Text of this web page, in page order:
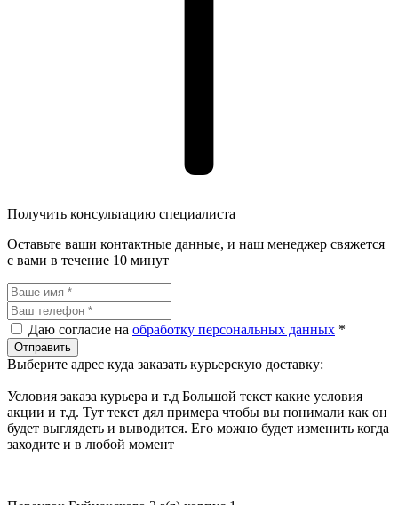
Получить консультацию специалиста
Оставьте ваши контактные данные, и наш менеджер свяжется
с вами в течение 10 минут
Даю согласие на обработку персональных данных *
Выберите адрес куда заказать курьерскую доставку:
Условия заказа курьера и т.д Большой текст какие условия
акции и т.д. Тут текст дял примера чтобы вы понимали как он
будет выглядеть и выводится. Его можно будет изменить когда
заходите и в любой момент